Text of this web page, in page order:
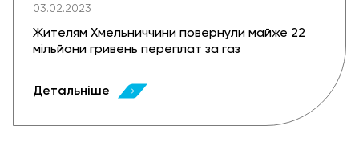
03.02.2023
Жителям Хмельниччини повернули майже 22
мільйони гривень переплат за газ
Детальніше